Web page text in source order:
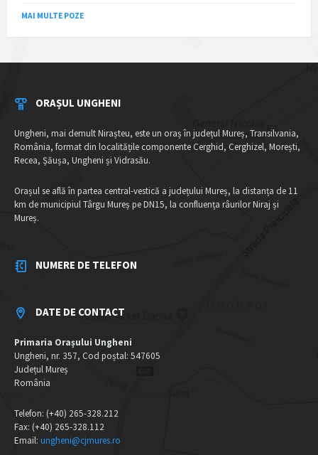
MAI MULTE POZE
ORAȘUL UNGHENI
Ungheni, mai demult Nirașteu, este un oraș în județul Mureș, Transilvania,
România, format din localitățile componente Cerghid, Cerghizel, Morești,
Recea, Șăușa, Ungheni și Vidrasău.
Orașul se află în partea central-vestică a județului Mureș, la distanța de 11
km de municipiul Târgu Mureș pe DN15, la confluența râurilor Niraj și
Mureș.
NUMERE DE TELEFON
DATE DE CONTACT
Primaria Orașului Ungheni
Ungheni, nr. 357, Cod poștal: 547605
Județul Mureș
România
Telefon: (+40) 265-328.212
Fax: (+40) 265-328.112
Email: ungheni@cjmures.ro